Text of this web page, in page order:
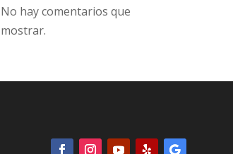
No hay comentarios que
mostrar.